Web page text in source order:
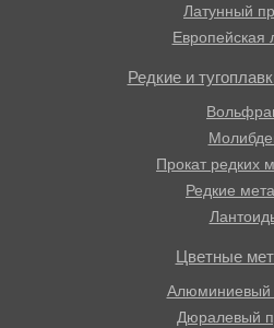
Латунный
Европейская
Редкие и
Прокат редких
Редкие
Цветные
Алюминиевый
Дюралевый